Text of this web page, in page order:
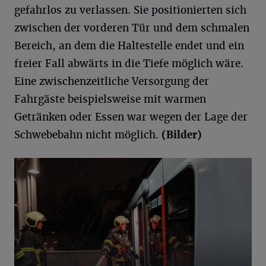
gefahrlos zu verlassen. Sie positionierten sich
zwischen der vorderen Tür und dem schmalen
Bereich, an dem die Haltestelle endet und ein
freier Fall abwärts in die Tiefe möglich wäre.
Eine zwischenzeitliche Versorgung der
Fahrgäste beispielsweise mit warmen
Getränken oder Essen war wegen der Lage der
Schwebebahn nicht möglich. (Bilder)